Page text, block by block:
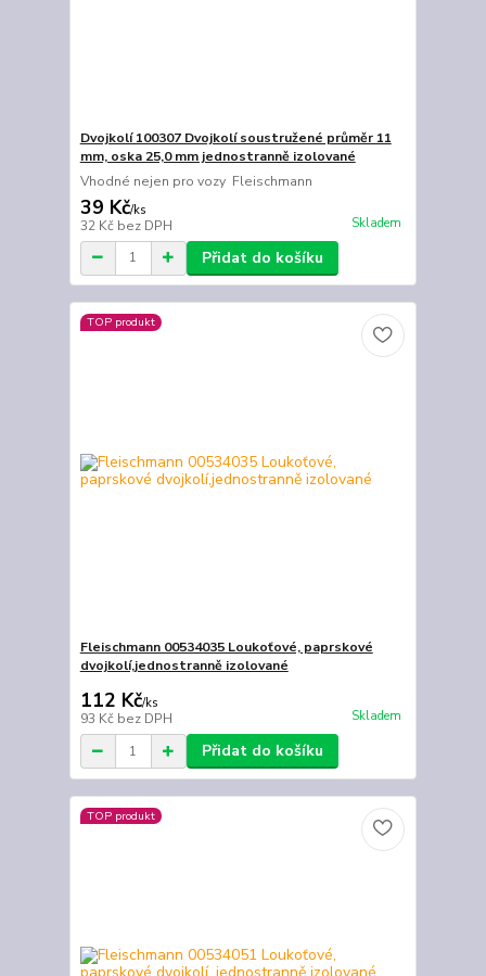
Dvojkolí 100307 Dvojkolí soustružené průměr 11
mm, oska 25,0 mm jednostranně izolované
Vhodné nejen pro vozy Fleischmann
39 Kč/ks
32 Kč bez DPH Skladem
Přidat do košíku
TOP produkt
Fleischmann 00534035 Loukoťové, paprskové
dvojkolí,jednostranně izolované
112 Kč/ks
93 Kč bez DPH Skladem
Přidat do košíku
TOP produkt